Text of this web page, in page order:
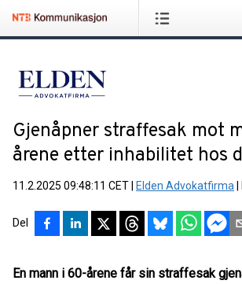
Gjenåpner straffesak mot
årene etter inhabilitet hos
11.2.2025 09:48:11 CET Elden Advokatfirma
Del
En mann i 60-årene får sin straffesak